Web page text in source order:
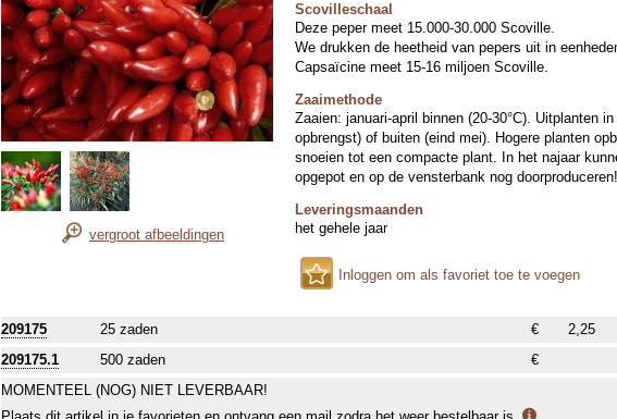
vergroot afbeeldingen
Scovilleschaal
Deze peper meet 15.000-30.000 Scoville.
We drukken de heetheid van pepers uit in
Capsaïcine meet 15-16 miljoen Scoville.
Zaaimethode
Zaaien: januari-april binnen (20-30°C). Uitplanten
opbrengst) of buiten (eind mei). Hogere planten
snoeien tot een compacte plant. In het najaar
opgepot en op de vensterbank nog doorproduceren!
Leveringsmaanden
het gehele jaar
Inloggen om als favoriet toe te voegen
209175 25 zaden €
2,25
209175.1
500 zaden
€
MOMENTEEL (NOG) NIET LEVERBAAR!